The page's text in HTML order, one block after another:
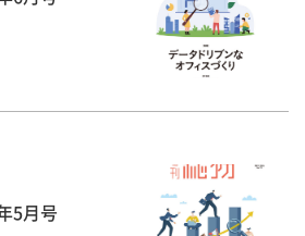
5月号